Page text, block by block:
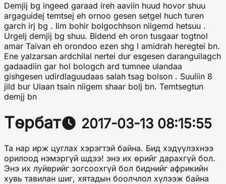
Demjij bg ingeed garaad ireh aaviin huud hovor shuu
argaguidej temtsej eh ornoo gesen setgel huch turen
garch irj bg . Iim bohir bolgochhson niigemd hetsuu .
Urgelj demjij bg shuu. Bidend eh oron tusgaar togtnol
amar Taivan eh orondoo ezen shg l amidrah heregtei bn.
Ene yalzarsan ardchilal nertei dur esgesen daranguilagch
gadaadiin gar hol bologch ard tumnee ulandaa
gishgesen udirdlaguudaas salah tsag bolson . Suuliin 8
jild bur Ulaan tsain niigem shaar bolj bn. Temtsegtun
demjj bn
Төрбат 2017-03-13 08:15:55
Та нар ирж цуглах хэрэгтэй байна. Бид хэдүүлэхнээ
орилоод нэмэргүй шдээ! энэ их өрийг дарахгүй бол.
Энэ их луйврийг зогсоохгүй бол биднийг африкийн
хувь тавилан шиг, хятадын боолчлол хүлээж байна